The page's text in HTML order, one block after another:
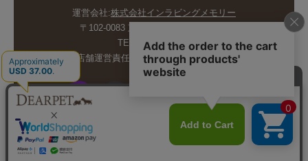
運営会社:株式会社インラビングメモリー
〒102-0083 東京都千代田区麹町5-6-4
TEL:03-6265-4986
店舗運営責任者:斉藤久美子 内山剛巳
© INLOVING MEMORY CO.,LTD